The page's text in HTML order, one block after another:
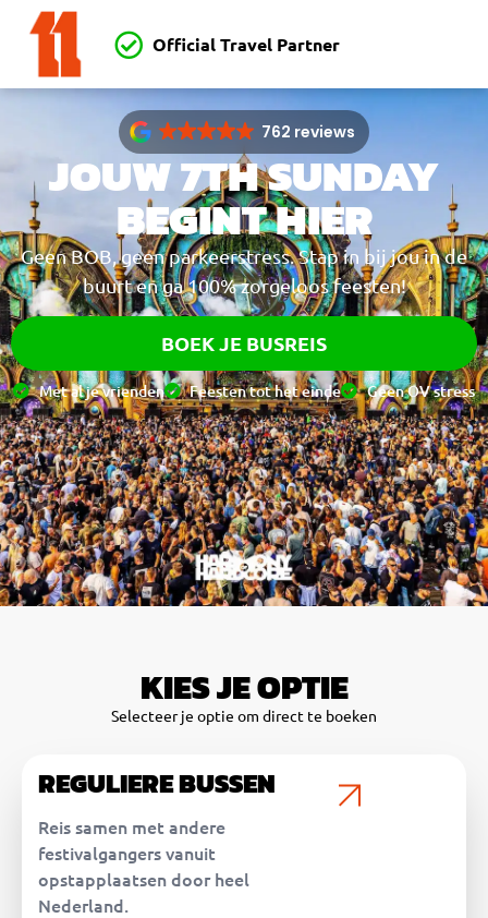
Official Travel Partner
762 reviews
JOUW 7TH SUNDAY
BEGINT HIER
Geen BOB, geen parkeerstress. Stap in bij jou in de
buurt en ga 100% zorgeloos feesten!
BOEK JE BUSREIS
Met al je vrienden Feesten tot het einde Geen OV stress
KIES JE OPTIE
Selecteer je optie om direct te boeken
REGULIERE BUSSEN
Reis samen met andere
festivalgangers vanuit
opstapplaatsen door heel
Nederland.